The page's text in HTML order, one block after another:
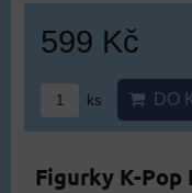
599 Kč
ks DO
Figurky K-Pop